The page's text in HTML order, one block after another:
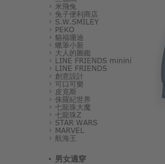
米飛兔
兔子便利商店
S.W.SMILEY
PEKO
貓福珊迪
蠟筆小新
大人的圖鑑
LINE FRIENDS minini
LINE FRIENDS
創意設計
可口可樂
皮克斯
侏羅紀世界
七龍珠大魔
七龍珠Z
STAR WARS
MARVEL
航海王
男女適穿